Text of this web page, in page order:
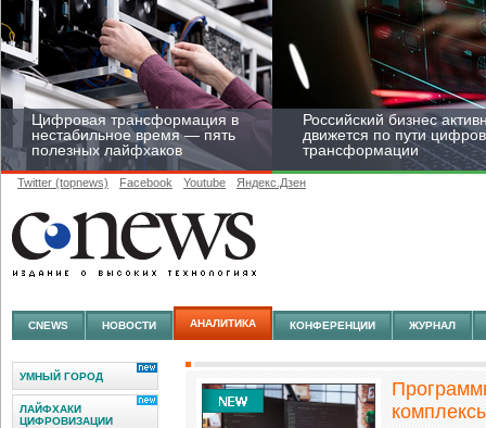
Цифровая трансформация в
нестабильное время — пять
полезных лайфхаков
Российский бизнес
движется по пути
трансформации
цифровизироваться со
скоростью крупных
корпораций
Twitter (topnews) Facebook Youtube Яндекс.Дзен
CNEWS НОВОСТИ АНАЛИТИКА КОНФЕРЕНЦИИ ЖУРНАЛ
УМНЫЙ ГОРОД
ЛАЙФХАКИ
ЦИФРОВИЗАЦИИ